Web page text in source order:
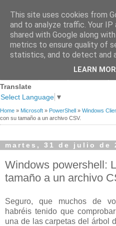
Premios
Translate
Select Language ▼
Home » Microsoft » PowerShell » Windows
con su tamaño a un archivo CSV.
martes, 31 de julio de
Windows powershell:
tamaño a un archivo
Seguro, que muchos de
habréis tenido que
una de las carpetas del árbol
This site uses cookies from
and to analyze traffic. Your
shared with Google along
metrics to ensure quality of
statistics, and to detect and
LEARN